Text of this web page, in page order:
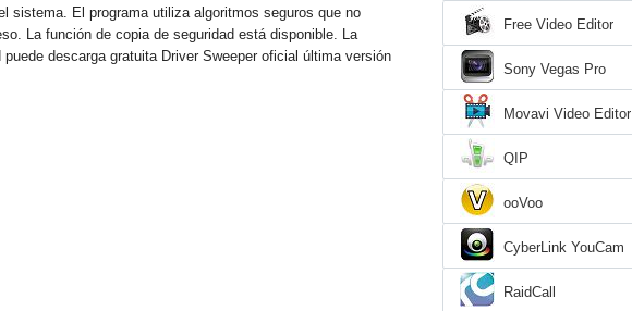
sistema. El programa utiliza algoritmos seguros que no
La función de copia de seguridad está disponible. La
descarga gratuita Driver Sweeper oficial última versión
Free Video Editor
Sony Vegas Pro
Movavi Video Editor
QIP
ooVoo
CyberLink YouCam
RaidCall